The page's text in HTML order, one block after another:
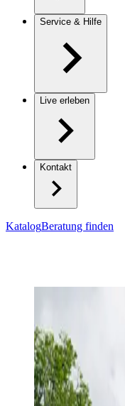
Service & Hilfe
Live erleben
Kontakt
KatalogBeratung finden